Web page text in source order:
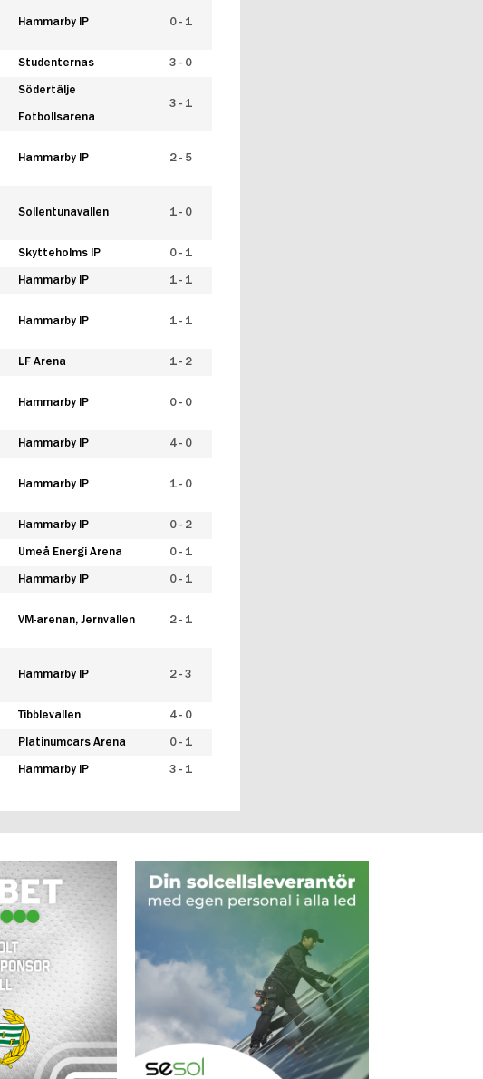
Hammarby IP 0 - 1
Studenternas 3 - 0
Södertälje
Fotbollsarena
3 - 1
Hammarby IP 2 - 5
Sollentunavallen 1 - 0
Skytteholms IP 0 - 1
Hammarby IP 1 - 1
Hammarby IP 1 - 1
LF Arena 1 - 2
Hammarby IP 0 - 0
Hammarby IP 4 - 0
Hammarby IP 1 - 0
Hammarby IP 0 - 2
Umeå Energi Arena 0 - 1
Hammarby IP 0 - 1
VM-arenan, Jernvallen 2 - 1
Hammarby IP 2 - 3
Tibblevallen 4 - 0
Platinumcars Arena 0 - 1
Hammarby IP 3 - 1